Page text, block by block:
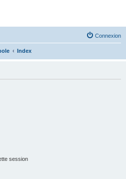
Connexion
Index
session